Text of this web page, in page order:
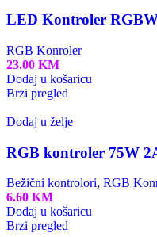
LED Kontroler
RGB Konroler
23.00 KM
Dodaj u košaricu
Brzi pregled
Dodaj u želje
RGB kontroler 75W
Bežični kontrolori, RGB
6.60 KM
Dodaj u košaricu
Brzi pregled